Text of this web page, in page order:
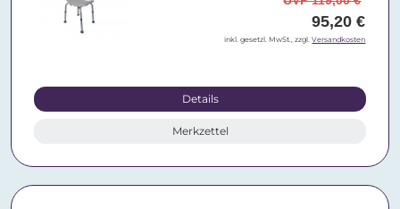
95,20 €
inkl. gesetzl. MwSt., zzgl.Versandkosten
Details
Merkzettel